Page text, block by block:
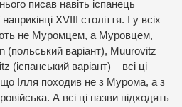
писав навіть іспанець
XVIII століття. І у всіх
не Муромцем, а Муровцем,
варіант), Muurovitz
(іспанський варіант) – всі ці
Ілля походив не з Мурома, а з
А всі ці назви підходять